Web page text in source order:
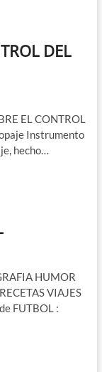
DEL
EL CONTROL
Instrumento
hecho…
HUMOR
VIAJES
FUTBOL :